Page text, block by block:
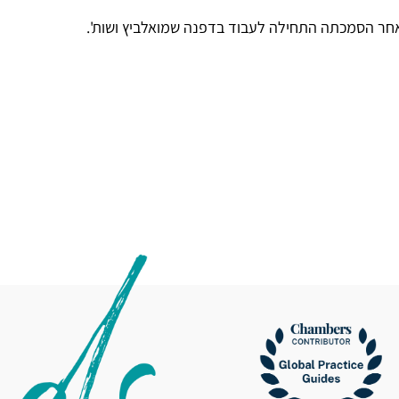
הסמכתה התחילה לעבוד בדפנה שמואלביץ ושות'.